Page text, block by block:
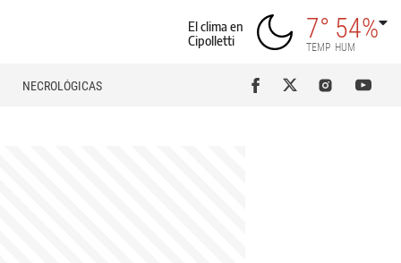
El clima en
Cipolletti
7°
TEMP
54%
HUM
NECROLÓGICAS